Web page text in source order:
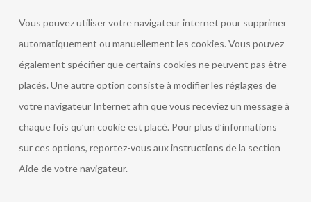
Vous pouvez utiliser votre navigateur internet pour supprimer
automatiquement ou manuellement les cookies. Vous pouvez
également spécifier que certains cookies ne peuvent pas être
placés. Une autre option consiste à modifier les réglages de
votre navigateur Internet afin que vous receviez un message à
chaque fois qu’un cookie est placé. Pour plus d’informations
sur ces options, reportez-vous aux instructions de la section
Aide de votre navigateur.